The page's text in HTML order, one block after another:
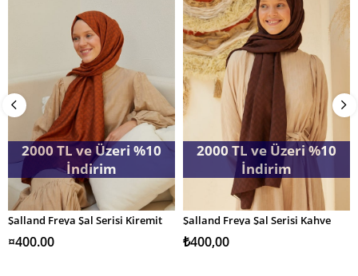
SEPETE EKLE
Şalland Freya Şal Serisi Kiremit
2000 TL ve Üzeri %10
İndirim
¤400.00
SEPETE EKLE
Şalland Freya Şal Serisi Kahve
2000 TL ve Üzeri %10
İndirim
₺400,00